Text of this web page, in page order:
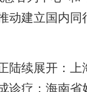
动建立国内
续展开：上
诊疗；海南